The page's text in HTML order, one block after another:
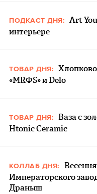
ПОДКАСТ ДНЯ: Art
интерьере
ТОВАР ДНЯ:
«MRФS» и Delo
ТОВАР ДНЯ: Ваза с
Htonic Ceramic
КОЛЛАБ ДНЯ:
Императорского
Драныш